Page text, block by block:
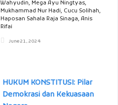
Wahyudin, Mega Ayu Ningtyas,
Mukhammad Nur Hadi, Cucu Solihah,
Haposan Sahala Raja Sinaga, Anis
Rifai
June 21, 2024
HUKUM KONSTITUSI: Pilar
Demokrasi dan Kekuasaan